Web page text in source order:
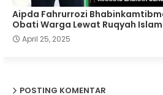
Aipda Fahrurrozi
Obati Warga Lewat Ruqyah
April 25, 2025
POSTING KOMENTAR